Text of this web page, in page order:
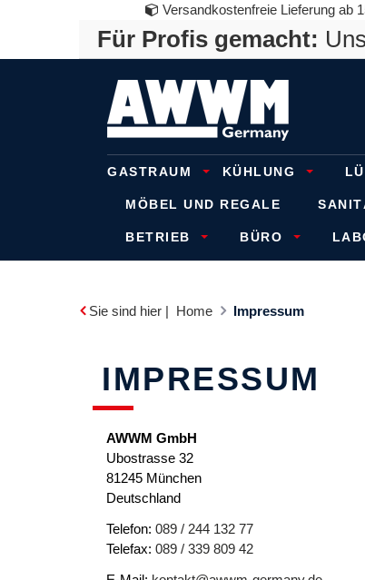
Versandkostenfreie Lieferung ab
Für Profis gemacht:
GASTRAUM KÜHLUNG
MÖBEL UND REGALE
BETRIEB BÜRO
Sie sind hier | Home Impressum
IMPRESSUM
AWWM GmbH
Ubostrasse 32
81245 München
Deutschland
Telefon: 089 / 244 132 77
Telefax: 089 / 339 809 42